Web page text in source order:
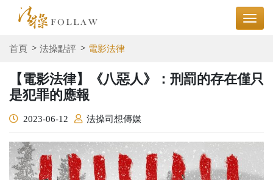
首頁 法操點評 電影法律
【電影法律】《八惡人》：刑罰的存在僅只
是犯罪的應報
2023-06-12 法操司想傳媒